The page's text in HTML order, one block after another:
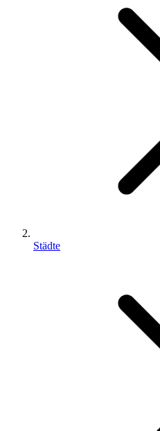
Städte